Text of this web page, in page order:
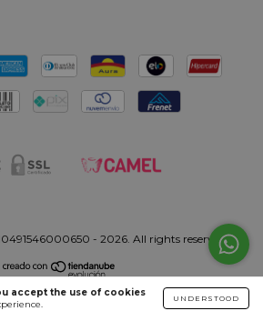
accept the use of cookies
UNDERSTOOD
- 2026. All rights reserved.